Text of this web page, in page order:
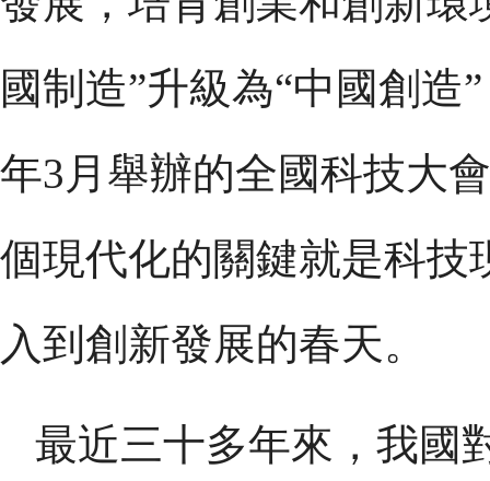
國制造”升級為“中國創造
年3月舉辦的全國科技大
個現代化的關鍵就是科技
入到創新發展的春天。
最近三十多年來，我國